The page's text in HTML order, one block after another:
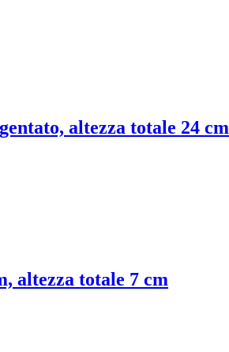
altezza totale 24 cm
altezza totale 7 cm